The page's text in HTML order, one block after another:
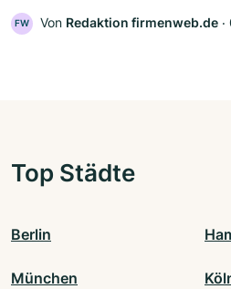
FW Von Redaktion firmenweb.de ‧
Top Städte
Berlin
München